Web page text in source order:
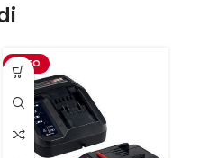
VIDEO